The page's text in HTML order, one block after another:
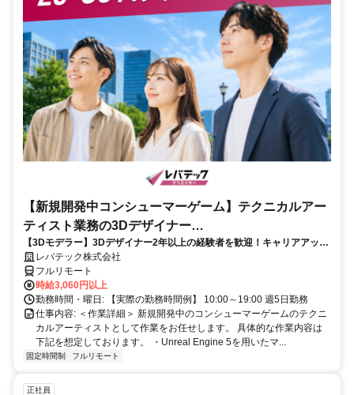
【新規開発中コンシューマーゲーム】テクニカルアー
ティスト業務の3Dデザイナー
_LTCR547867_CP_CRG
【3Dモデラー】3Dデザイナー2年以上の経験者を歓迎！キャリアアップ
を目指したい方も大歓迎♪
レバテック株式会社
フルリモート
時給3,060円以上
勤務時間・曜日: 【実際の勤務時間例】 10:00～19:00 週5日勤務
仕事内容: ＜作業詳細＞ 新規開発中のコンシューマーゲームのテクニ
カルアーティストとして作業をお任せします。 具体的な作業内容は
下記を想定しております。 ・Unreal Engine 5を用いたマ...
固定時間制 フルリモート
正社員